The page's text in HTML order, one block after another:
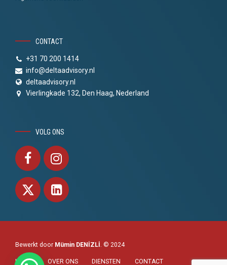
CONTACT
+31 70 200 1414
info@deltaadvisory.nl
deltaadvisory.nl
Vierlingkade 132, Den Haag, Nederland
VOLG ONS
Bewerkt door Mümin DENİZLİ. © 2024
HOME OVER ONS DIENSTEN CONTACT